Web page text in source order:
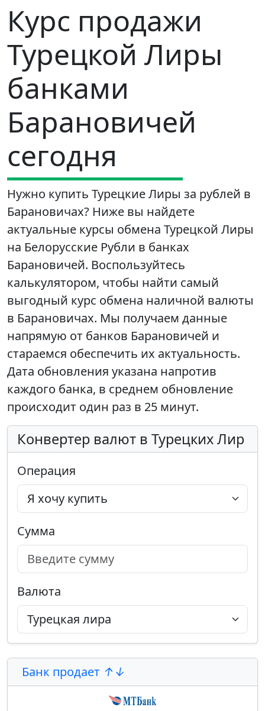
Курс продажи
Турецкой Лиры
банками
Барановичей
сегодня
Нужно купить Турецкие Лиры за рублей в
Барановичах? Ниже вы найдете
актуальные курсы обмена Турецкой Лиры
на Белорусские Рубли в банках
Барановичей. Воспользуйтесь
калькулятором, чтобы найти самый
выгодный курс обмена наличной валюты
в Барановичах. Мы получаем данные
напрямую от банков Барановичей и
стараемся обеспечить их актуальность.
Дата обновления указана напротив
каждого банка, в среднем обновление
происходит один раз в 25 минут.
Конвертер валют в Турецких Лир
Операция
Сумма
Валюта
Банк продает